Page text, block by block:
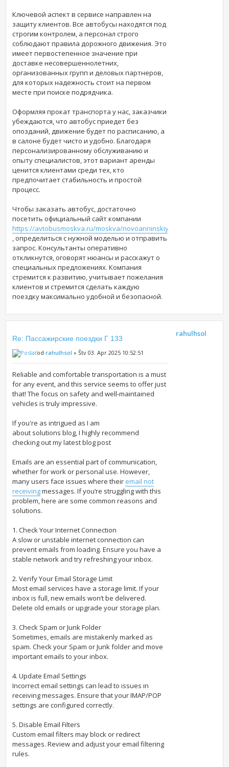
Ключевой аспект в сервисе направлен на
защиту клиентов. Все автобусы находятся под
строгим контролем, а персонал строго
соблюдают правила дорожного движения. Это
имеет первостепенное значение при
доставке несовершеннолетних,
организованных групп и деловых партнеров,
для которых надежность стоит на первом
месте при поиске подрядчика.
Оформляя прокат транспорта у нас, заказчики
убеждаются, что автобус приедет без
опозданий, движение будет по расписанию, а
в салоне будет чисто и удобно. Благодаря
персонализированному обслуживанию и
опыту специалистов, этот вариант аренды
ценится клиентами среди тех, кто
предпочитает стабильность и простой
процесс.
Чтобы заказать автобус, достаточно
посетить официальный сайт компании
https://avtobusmoskva.ru/moskva/novoanninskiy
, определиться с нужной моделью и отправить
запрос. Консультанты оперативно
откликнутся, оговорят нюансы и расскажут о
специальных предложениях. Компания
стремится к развитию, учитывает пожелания
клиентов и стремится сделать каждую
поездку максимально удобной и безопасной.
Re: Пассажирские поездки Г 133
odrahulhsol » Štv 03. Apr 2025 10:52:51
Reliable and comfortable transportation is a must
for any event, and this service seems to offer just
that! The focus on safety and well-maintained
vehicles is truly impressive.
If you're as intrigued as I am
about solutions blog, I highly recommend
checking out my latest blog post
Emails are an essential part of communication,
whether for work or personal use. However,
many users face issues where their email not
receivingmessages. If you’re struggling with this
problem, here are some common reasons and
solutions.
1. Check Your Internet Connection
A slow or unstable internet connection can
prevent emails from loading. Ensure you have a
stable network and try refreshing your inbox.
2. Verify Your Email Storage Limit
Most email services have a storage limit. If your
inbox is full, new emails won’t be delivered.
Delete old emails or upgrade your storage plan.
3. Check Spam or Junk Folder
Sometimes, emails are mistakenly marked as
spam. Check your Spam or Junk folder and move
important emails to your inbox.
4. Update Email Settings
Incorrect email settings can lead to issues in
receiving messages. Ensure that your IMAP/POP
settings are configured correctly.
5. Disable Email Filters
Custom email filters may block or redirect
messages. Review and adjust your email filtering
rules.
rahulhsol